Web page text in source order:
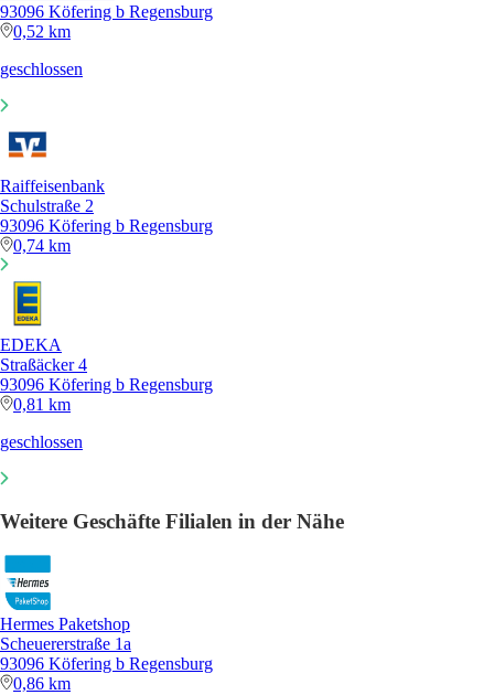
93096 Köfering b Regensburg
0,52 km
geschlossen
Raiffeisenbank
Schulstraße 2
93096 Köfering b Regensburg
0,74 km
EDEKA
Straßäcker 4
93096 Köfering b Regensburg
0,81 km
geschlossen
Weitere Geschäfte Filialen in der Nähe
Hermes Paketshop
Scheuererstraße 1a
93096 Köfering b Regensburg
0,86 km